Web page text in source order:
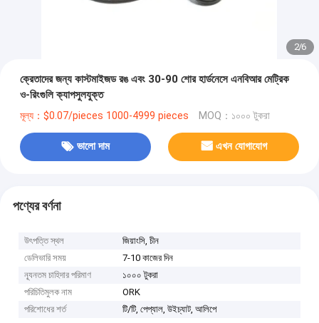
2/6
ক্রেতাদের জন্য কাস্টমাইজড রঙ এবং 30-90 শোর হার্ডনেসে এনবিআর মেট্রিক
ও-রিংগুলি ক্যাপসুলযুক্ত
মূল্য：$0.07/pieces 1000-4999 pieces MOQ：১০০০ টুকরা
ভালো দাম এখন যোগাযোগ
পণ্যের বর্ণনা
উৎপত্তি স্থল
জিয়াংসি, চীন
ডেলিভারি সময়
7-10 কাজের দিন
ন্যূনতম চাহিদার পরিমাণ
১০০০ টুকরা
পরিচিতিমুলক নাম
ORK
পরিশোধের শর্ত
টি/টি, পেপ্যাল, উইচ্যাট, আলিপে